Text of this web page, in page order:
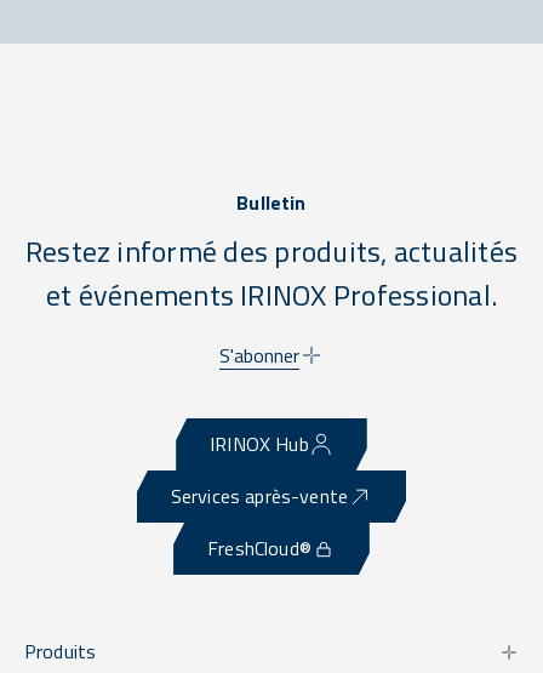
Bulletin
Restez informé des produits, actualités
et événements IRINOX Professional.
S'abonner
IRINOX Hub
Services après-vente
FreshCloud®
Produits